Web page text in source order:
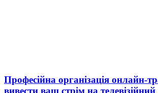
Професійна організація онлайн-
вивести ваш стрім на телевізійний